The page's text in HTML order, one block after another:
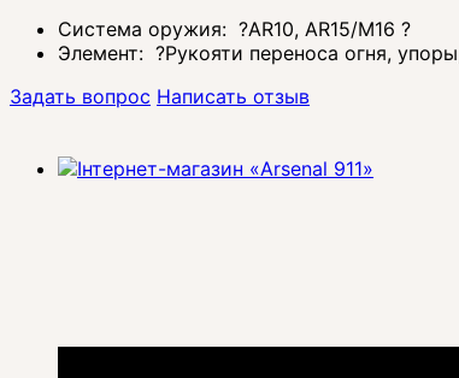
Система оружия: ?AR10, AR15/M16 ?
Элемент: ?Рукояти переноса огня,
Задать вопрос Написать отзыв